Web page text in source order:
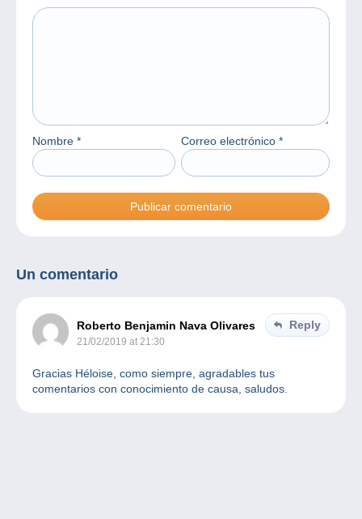
Nombre * Correo electrónico *
Un comentario
Roberto Benjamin Nava Olivares
21/02/2019 at 21:30
Reply
Gracias Héloise, como siempre, agradables tus
comentarios con conocimiento de causa, saludos.